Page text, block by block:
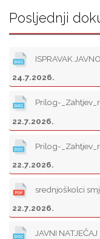
Posljednji
ISPRAVAK
24.7.2026.
Prilog-
22.7.2026.
Prilog-
22.7.2026.
srednjoškolci
22.7.2026.
JAVNI